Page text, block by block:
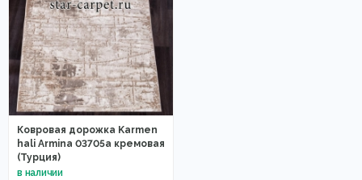
Ковровая дорожка Karmen
hali Armina 03705a кремовая
(Турция)